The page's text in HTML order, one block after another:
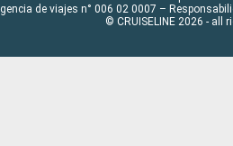
de viajes n° 006 02 0007 –
© CRUISELINE 2026 - all